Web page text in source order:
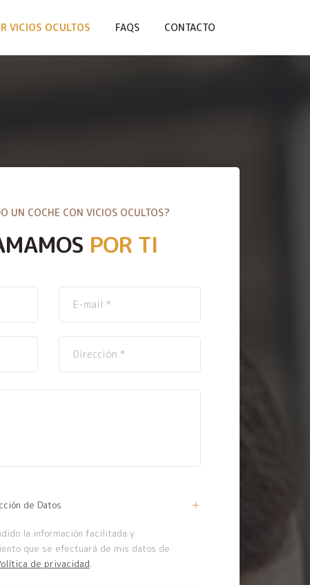
VICIOS OCULTOS FAQS CONTACTO
UN COCHE CON VICIOS OCULTOS?
POR TI
de Datos
la información facilitada y
que se efectuará de mis datos de
de privacidad.